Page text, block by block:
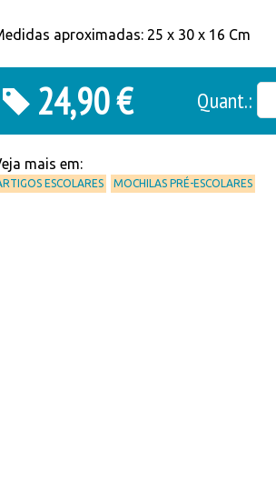
aproximadas: 25 x 30 x 16 Cm
24,90 € Quant.:
mais em:
ESCOLARES MOCHILAS PRÉ-ESCOLARES